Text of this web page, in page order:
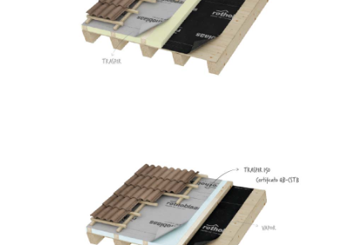
ROTHOBLAAS
Traspir 150
ROTHOBLAAS